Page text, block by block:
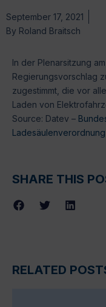
September 17, 2021
By Roland Braitsch
In der Plenarsitzung
Regierungsvorschlag
zugestimmt, die vor
Laden von
Source: Datev –
SHARE THIS
RELATED